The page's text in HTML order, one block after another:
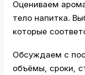
Оцениваем
тело напитка.
которые
Обсуждаем с
объёмы, сроки,